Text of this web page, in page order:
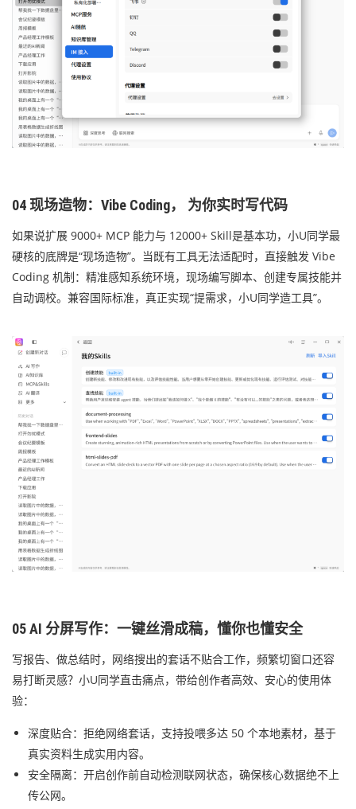
04 现场造物：Vibe Coding， 为你实时写代码
如果说扩展 9000+ MCP 能力与 12000+ Skill是基本功，小U同学最
硬核的底牌是“现场造物”。当既有工具无法适配时，直接触发 Vibe
Coding 机制：精准感知系统环境，现场编写脚本、创建专属技能并
自动调校。兼容国际标准，真正实现“提需求，小U同学造工具”。
05 AI 分屏写作：一键丝滑成稿，懂你也懂安全
写报告、做总结时，网络搜出的套话不贴合工作，频繁切窗口还容
易打断灵感？小U同学直击痛点，带给创作者高效、安心的使用体
验：
深度贴合：拒绝网络套话，支持投喂多达 50 个本地素材，基于
真实资料生成实用内容。
安全隔离：开启创作前自动检测联网状态，确保核心数据绝不上
传公网。